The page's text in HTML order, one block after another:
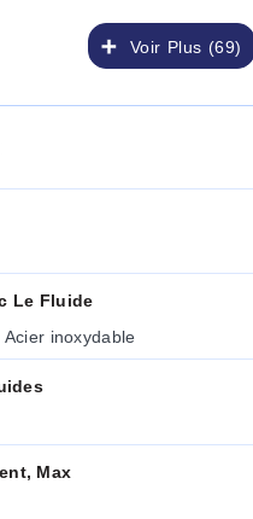
Voir Plus (69)
Le Fluide
inoxydable
Max